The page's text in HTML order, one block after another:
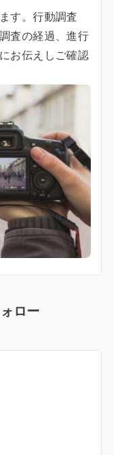
す。行動調査
査の経過、進行
お伝えしご確認
ロー